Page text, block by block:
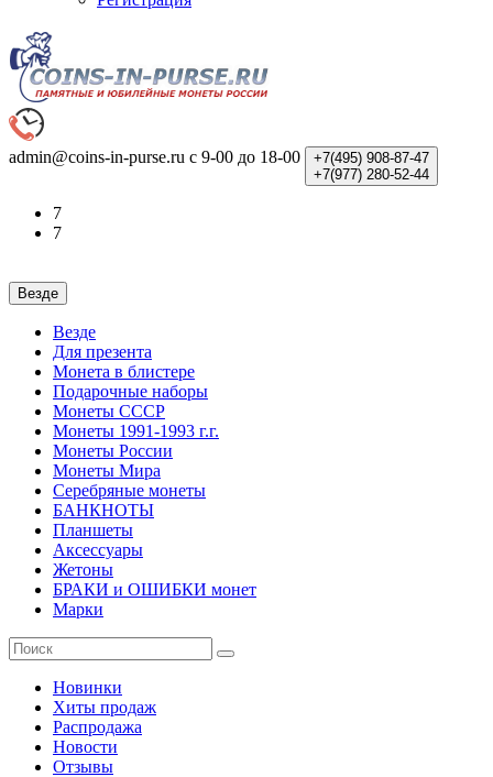
admin@coins-in-purse.ru с 9-00 до 18-00 +7(495) 908-87-47
+7(977) 280-52-44
7
7
Везде
Везде
Для презента
Монета в блистере
Подарочные наборы
Монеты СССР
Монеты 1991-1993 г.г.
Монеты России
Монеты Мира
Серебряные монеты
БАНКНОТЫ
Планшеты
Аксессуары
Жетоны
БРАКИ и ОШИБКИ монет
Марки
Новинки
Хиты продаж
Распродажа
Новости
Отзывы